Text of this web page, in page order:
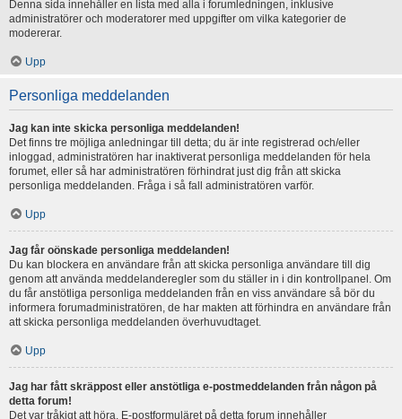
Denna sida innehåller en lista med alla i forumledningen, inklusive
administratörer och moderatorer med uppgifter om vilka kategorier de
modererar.
Upp
Personliga meddelanden
Jag kan inte skicka personliga meddelanden!
Det finns tre möjliga anledningar till detta; du är inte registrerad och/eller
inloggad, administratören har inaktiverat personliga meddelanden för hela
forumet, eller så har administratören förhindrat just dig från att skicka
personliga meddelanden. Fråga i så fall administratören varför.
Upp
Jag får oönskade personliga meddelanden!
Du kan blockera en användare från att skicka personliga användare till dig
genom att använda meddelanderegler som du ställer in i din kontrollpanel. Om
du får anstötliga personliga meddelanden från en viss användare så bör du
informera forumadministratören, de har makten att förhindra en användare från
att skicka personliga meddelanden överhuvudtaget.
Upp
Jag har fått skräppost eller anstötliga e-postmeddelanden från någon på
detta forum!
Det var tråkigt att höra. E-postformuläret på detta forum innehåller